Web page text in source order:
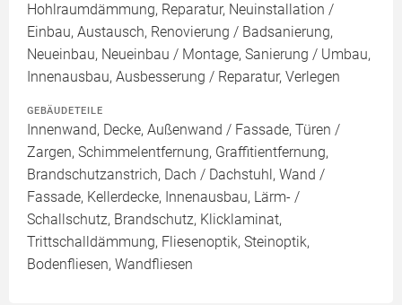
Hohlraumdämmung, Reparatur, Neuinstallation /
Einbau, Austausch, Renovierung / Badsanierung,
Neueinbau, Neueinbau / Montage, Sanierung / Umbau,
Innenausbau, Ausbesserung / Reparatur, Verlegen
GEBÄUDETEILE
Innenwand, Decke, Außenwand / Fassade, Türen /
Zargen, Schimmelentfernung, Graffitientfernung,
Brandschutzanstrich, Dach / Dachstuhl, Wand /
Fassade, Kellerdecke, Innenausbau, Lärm- /
Schallschutz, Brandschutz, Klicklaminat,
Trittschalldämmung, Fliesenoptik, Steinoptik,
Bodenfliesen, Wandfliesen